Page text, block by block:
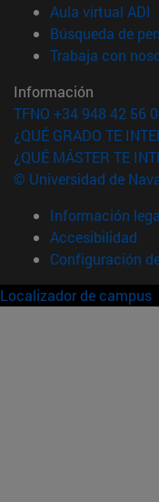
Aula virtual ADI
Búsqueda de
Trabaja con
Información
TFNO +34 948 42 56
¿QUÉ GRADO TE
¿QUÉ MÁSTER TE
© Universidad de
Información
Accesibilidad
Configuración
Localizador de campus